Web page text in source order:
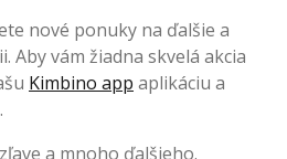
nové ponuky na ďalšie a
Aby vám žiadna skvelá akcia
Kimbino app aplikáciu a
a mnoho ďalšieho.